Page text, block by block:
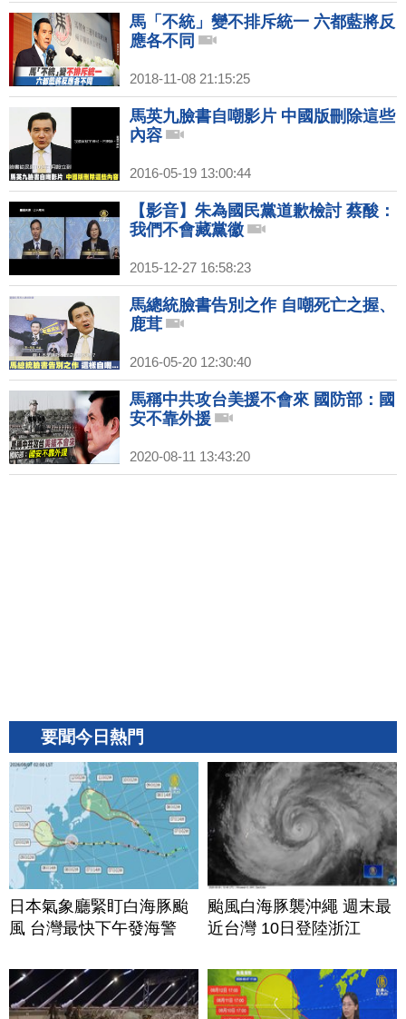
馬「不統」變不排斥統一 六都藍將反
應各不同
2018-11-08 21:15:25
馬英九臉書自嘲影片 中國版刪除這些
內容
2016-05-19 13:00:44
【影音】朱為國民黨道歉檢討 蔡酸：
我們不會藏黨徽
2015-12-27 16:58:23
馬總統臉書告別之作 自嘲死亡之握、
鹿茸
2016-05-20 12:30:40
馬稱中共攻台美援不會來 國防部：國
安不靠外援
2020-08-11 13:43:20
要聞今日熱門
日本氣象廳緊盯白海豚颱
風 台灣最快下午發海警
颱風白海豚襲沖繩 週末最
近台灣 10日登陸浙江